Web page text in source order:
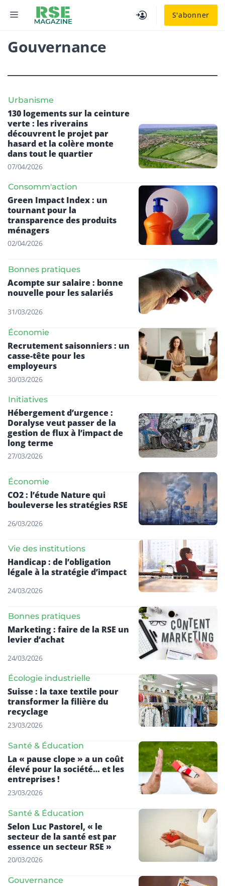
S'abonner
MENU
Gouvernance
Urbanisme
130 logements sur la ceinture
verte : les riverains
découvrent le projet par
hasard et la colère monte
dans tout le quartier
07/04/2026
Consomm'action
Green Impact Index : un
tournant pour la
transparence des produits
ménagers
02/04/2026
Bonnes pratiques
Acompte sur salaire : bonne
nouvelle pour les salariés
31/03/2026
Économie
Recrutement saisonniers : un
casse-tête pour les
employeurs
30/03/2026
Initiatives
Hébergement d’urgence :
Doralyse veut passer de la
gestion de flux à l’impact de
long terme
27/03/2026
Économie
CO2 : l’étude Nature qui
bouleverse les stratégies RSE
26/03/2026
Vie des institutions
Handicap : de l’obligation
légale à la stratégie d’impact
24/03/2026
Bonnes pratiques
Marketing : faire de la RSE un
levier d’achat
24/03/2026
Écologie industrielle
Suisse : la taxe textile pour
transformer la filière du
recyclage
23/03/2026
Santé & Éducation
La « pause clope » a un coût
élevé pour la société… et les
entreprises !
23/03/2026
Santé & Éducation
Selon Luc Pastorel, « le
secteur de la santé est par
essence un secteur RSE »
20/03/2026
Gouvernance